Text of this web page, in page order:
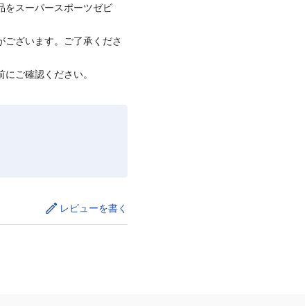
をスーパースポーツゼビ
ざいます。ご了承くださ
ご確認ください。
レビューを書く